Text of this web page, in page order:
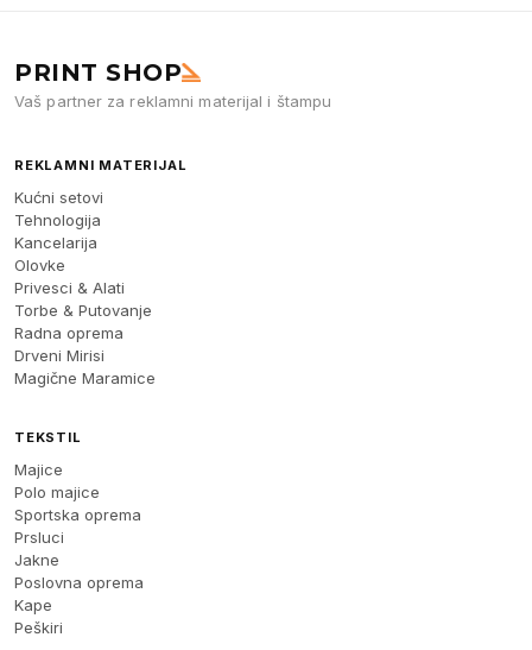
PRINT SHOP
Vaš partner za reklamni materijal i štampu
REKLAMNI MATERIJAL
Kućni setovi
Tehnologija
Kancelarija
Olovke
Privesci & Alati
Torbe & Putovanje
Radna oprema
Drveni Mirisi
Magične Maramice
TEKSTIL
Majice
Polo majice
Sportska oprema
Prsluci
Jakne
Poslovna oprema
Kape
Peškiri